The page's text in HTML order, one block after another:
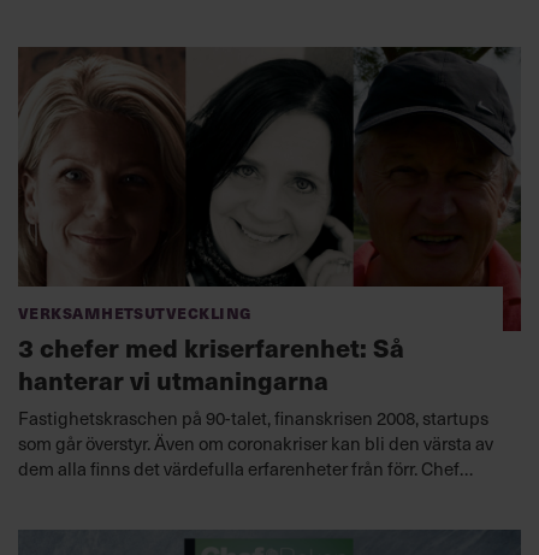
Verksamhetsutveckling
3 chefer med kriserfarenhet: Så
hanterar vi utmaningarna
Fastighetskraschen på 90-talet, finanskrisen 2008, startups
som går överstyr. Även om coronakriser kan bli den värsta av
dem alla finns det värdefulla erfarenheter från förr. Chef